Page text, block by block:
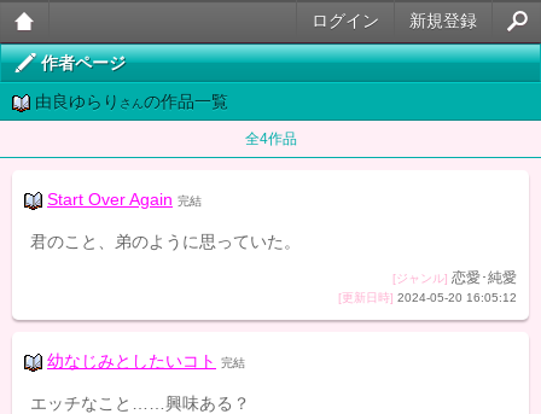
大人
のケ
イ官
能小
新規登録
ログイン
作者ページ
由良ゆらり さん の作品一覧
全4作品
Start Over Again 完結
君のこと、弟のように思っていた。
[ジャンル] 恋愛･純愛
[更新日時] 2024-05-20 16:05:12
幼なじみとしたいコト 完結
エッチなこと……興味ある？